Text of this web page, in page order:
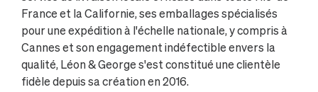
France et la Californie, ses emballages spécialisés
pour une expédition à l'échelle nationale, y compris à
Cannes et son engagement indéfectible envers la
qualité, Léon & George s'est constitué une clientèle
fidèle depuis sa création en 2016.